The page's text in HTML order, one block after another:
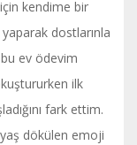
kendime bir
dostlarınla
ev ödevim
ilk
fark ettim.
dökülen emoji